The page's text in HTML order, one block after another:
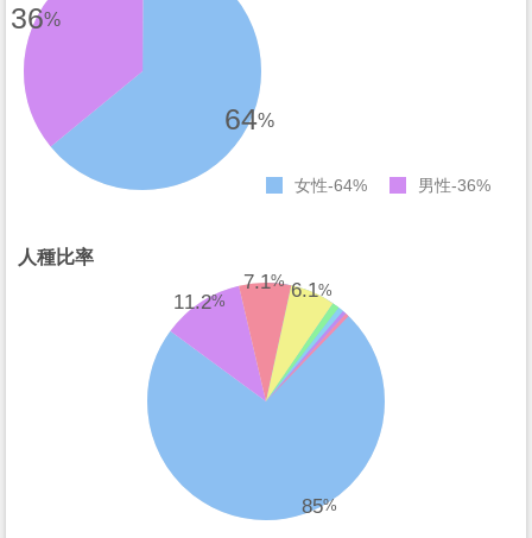
64%
36%
女性 64% 男性 36%
人種比率
85%
11.2%
7.1% 6.1%